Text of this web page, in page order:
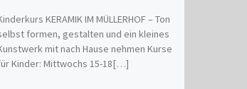
KERAMIK IM MÜLLERHOF – Ton
formen, gestalten und ein kleines
mit nach Hause nehmen Kurse
Kinder: Mittwochs 15-18[…]